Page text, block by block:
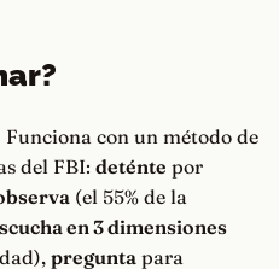
Funciona con un método de
del FBI: deténte por
(el 55% de la
en 3 dimensiones
pregunta para